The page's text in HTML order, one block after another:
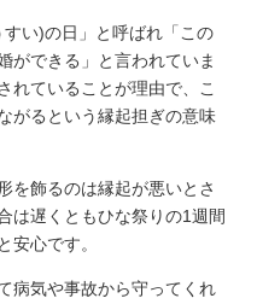
い)の日」と呼ばれ「この
ができる」と言われていま
れていることが理由で、こ
がるという縁起担ぎの意味
を飾るのは縁起が悪いとさ
は遅くともひな祭りの1週間
安心です。
病気や事故から守ってくれ